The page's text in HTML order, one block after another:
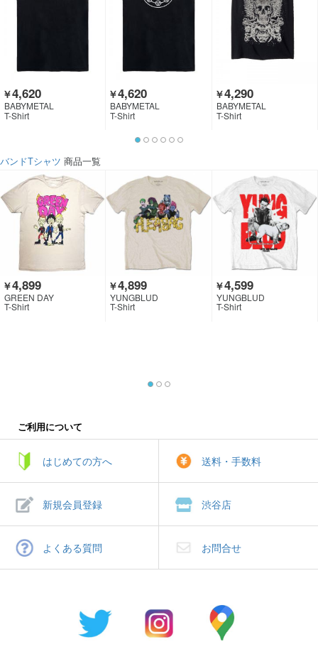
￥4,620
BABYMETAL
T-Shirt
￥4,620
BABYMETAL
T-Shirt
￥4,290
BABYMETAL
T-Shirt
バンドTシャツ 商品一覧
￥4,899
GREEN DAY
T-Shirt
￥4,899
YUNGBLUD
T-Shirt
￥4,599
YUNGBLUD
T-Shirt
ご利用について
はじめての方へ 送料・手数料
新規会員登録 渋谷店
よくある質問 お問合せ